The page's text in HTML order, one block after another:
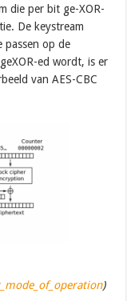
die per bit ge-XOR-
De keystream
passen op de
ed wordt, is er
van AES-CBC
)